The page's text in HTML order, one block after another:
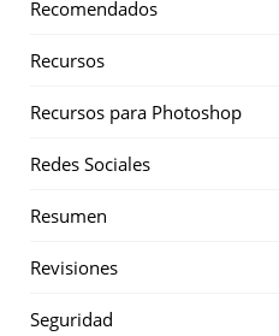
Recomendados
Recursos
Recursos para Photoshop
Redes Sociales
Resumen
Revisiones
Seguridad